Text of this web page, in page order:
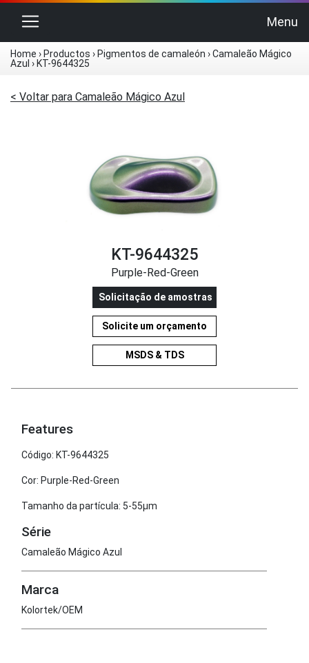
Alternar navegação Menu
Home › Productos › Pigmentos de camaleón ›Camaleão Mágico
Azul › KT-9644325
< Voltar para Camaleão Mágico Azul
KT-9644325
Purple-Red-Green
Solicitação de amostras
Solicite um orçamento
MSDS & TDS
Features
Código: KT-9644325
Cor: Purple-Red-Green
Tamanho da partícula: 5-55μm
Série
Camaleão Mágico Azul
Marca
Kolortek/OEM